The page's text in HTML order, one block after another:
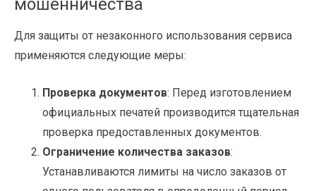
мошенничества
Для защиты от незаконного использования сервиса
применяются следующие меры:
Проверка документов: Перед изготовлением
официальных печатей производится тщательная
проверка предоставленных документов.
Ограничение количества заказов:
Устанавливаются лимиты на число заказов от